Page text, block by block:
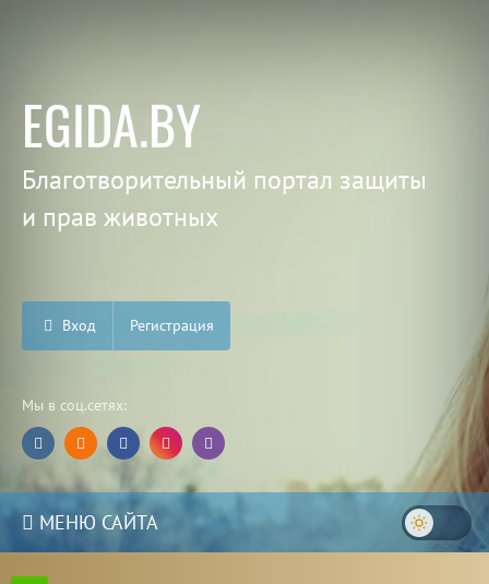
EGIDA.BY
Благотворительный портал защиты
и прав животных
Вход Регистрация
Мы в соц.сетях:
МЕНЮ САЙТА